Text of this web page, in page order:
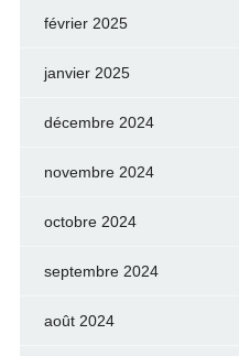
février 2025
janvier 2025
décembre 2024
novembre 2024
octobre 2024
septembre 2024
août 2024